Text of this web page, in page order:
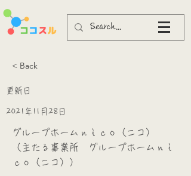
< Back
更新日
2021年11月28日
グループホームｎｉｃｏ（ニコ）
（主たる事業所 グループホームｎｉ
ｃｏ（ニコ））